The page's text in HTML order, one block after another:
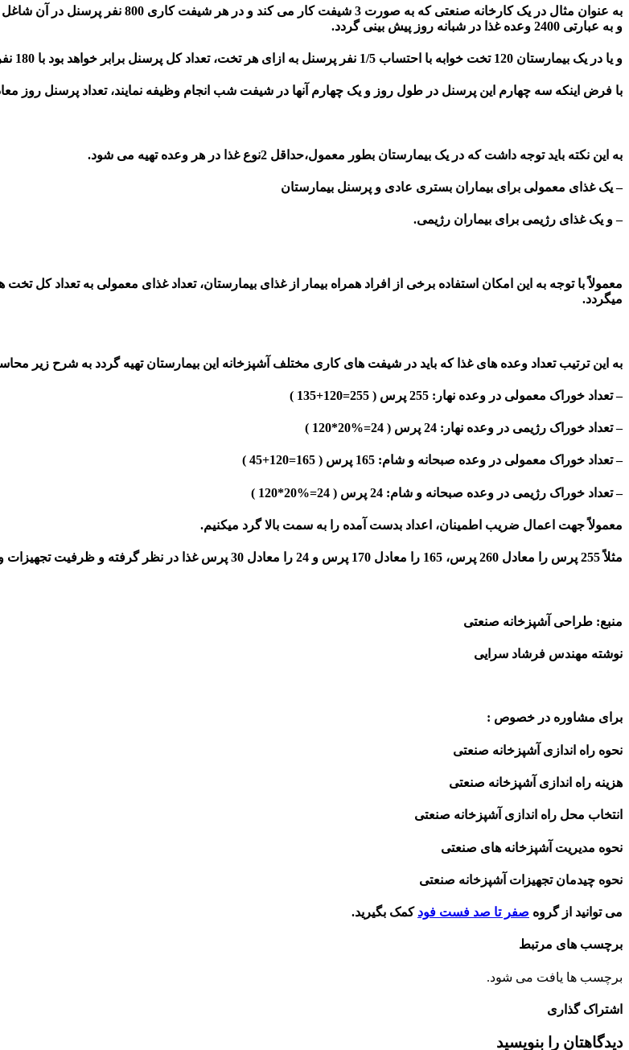
و به عبارتی 2400 وعده غذا در شبانه روز پیش بینی گردد.
و یا در یک بیمارستان 120 تخت خوابه با احتساب 1/5 نفر پرسنل به ازای هر تخت، تعداد کل پرسنل برابر خواهد بود با 180 نفر.
با فرض اینکه سه چهارم این پرسنل در طول روز و یک چهارم آنها در شیفت شب انجام وظیفه نمایند، تعداد پرسنل روز معادل 135 نفر و پرسنل شب کار معادل 45 نفر خواهد
به این نکته باید توجه داشت که در یک بیمارستان بطور معمول،حداقل 2نوع غذا در هر وعده تهیه می شود.
– یک غذای معمولی برای بیماران بستری عادی و پرسنل بیمارستان
– و یک غذای رژیمی برای بیماران رژیمی.
میگردد.
به این ترتیب تعداد وعده های غذا که باید در شیفت های کاری مختلف آشپزخانه این بیمارستان تهیه گردد به شرح زیر
– تعداد خوراک معمولی در وعده نهار: 255 پرس ( 255=120+135 )
– تعداد خوراک رژیمی در وعده نهار: 24 پرس ( 24=%20*120 )
– تعداد خوراک معمولی در وعده صبحانه و شام: 165 پرس ( 165=120+45 )
– تعداد خوراک رژیمی در وعده صبحانه و شام: 24 پرس ( 24=%20*120 )
معمولاً جهت اعمال ضریب اطمینان، اعداد بدست آمده را به سمت بالا گرد میکنیم.
مثلاً 255 پرس را معادل 260 پرس، 165 را معادل 170 پرس و 24 را معادل 30 پرس غذا در نظر گرفته و ظرفیت تجهیزات و مساحت آشپزخانه مورد نیاز بیمارستان را بر این اساس محاسبه میکنیم.
منبع: طراحی آشپزخانه صنعتی
نوشته مهندس فرشاد سرایی
برای مشاوره در خصوص :
نحوه راه اندازی آشپزخانه صنعتی
هزینه راه اندازی آشپزخانه صنعتی
انتخاب محل راه اندازی آشپزخانه صنعتی
نحوه مدیریت آشپزخانه های صنعتی
نحوه چیدمان تجهیزات آشپزخانه صنعتی
می توانید از گروه صفر تا صد فست فود کمک بگیرید.
برچسب های مرتبط
برچسب ها یافت می شود.
اشتراک گذاری
دیدگاهتان را بنویسید